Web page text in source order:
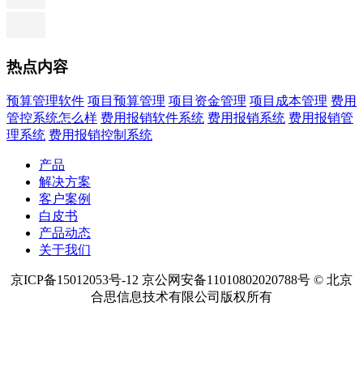
热点内容
预算管理软件 项目预算管理 项目资金管理 项目成本管理 费用
管控系统怎么样 费用报销软件系统 费用报销系统 费用报销管
理系统 费用报销控制系统
产品
解决方案
客户案例
白皮书
产品动态
关于我们
京ICP备15012053号-12 京公网安备11010802020788号 © 北京
合思信息技术有限公司版权所有